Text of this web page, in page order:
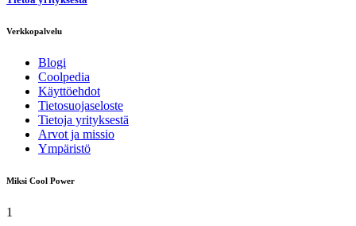
Verkkopalvelu
Blogi
Coolpedia
Käyttöehdot
Tietosuojaseloste
Tietoja yrityksestä
Arvot ja missio
Ympäristö
Miksi Cool Power
1